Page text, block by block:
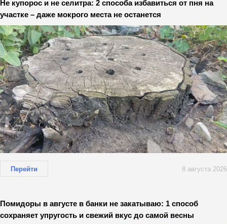
Не купорос и не селитра: 2 способа избавиться от пня на
участке – даже мокрого места не останется
Перейти 8 августа 2026
Помидоры в августе в банки не закатываю: 1 способ
сохраняет упругость и свежий вкус до самой весны